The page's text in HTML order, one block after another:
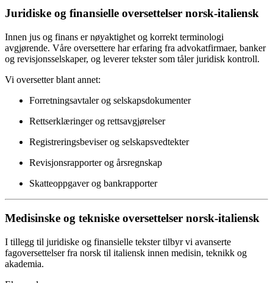
Juridiske og finansielle oversettelser norsk-italiensk
Innen jus og finans er nøyaktighet og korrekt terminologi
avgjørende. Våre oversettere har erfaring fra advokatfirmaer, banker
og revisjonsselskaper, og leverer tekster som tåler juridisk kontroll.
Vi oversetter blant annet:
Forretningsavtaler og selskapsdokumenter
Rettserklæringer og rettsavgjørelser
Registreringsbeviser og selskapsvedtekter
Revisjonsrapporter og årsregnskap
Skatteoppgaver og bankrapporter
Medisinske og tekniske oversettelser norsk-italiensk
I tillegg til juridiske og finansielle tekster tilbyr vi avanserte
fagoversettelser fra norsk til italiensk innen medisin, teknikk og
akademia.